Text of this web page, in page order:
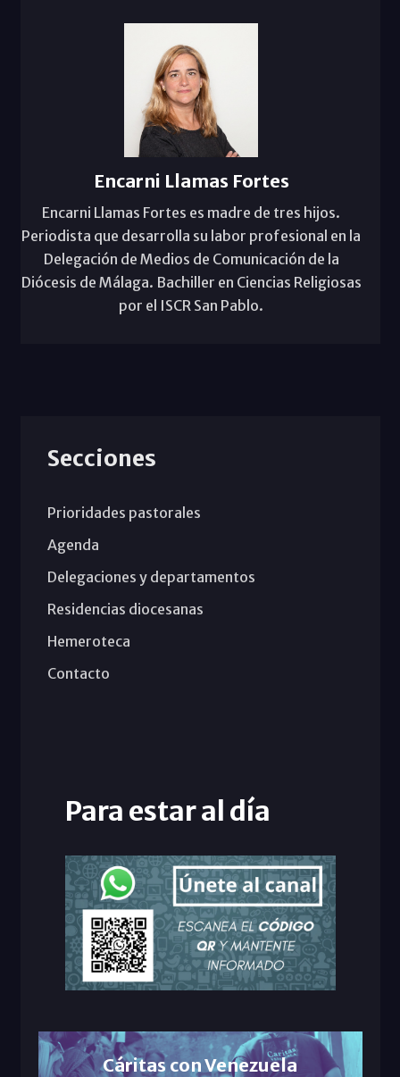
Encarni Llamas Fortes
Encarni Llamas Fortes es madre de tres hijos.
Periodista que desarrolla su labor profesional en la
Delegación de Medios de Comunicación de la
Diócesis de Málaga. Bachiller en Ciencias Religiosas
por el ISCR San Pablo.
Secciones
Prioridades pastorales
Agenda
Delegaciones y departamentos
Residencias diocesanas
Hemeroteca
Contacto
Para estar al día
Cáritas con Venezuela